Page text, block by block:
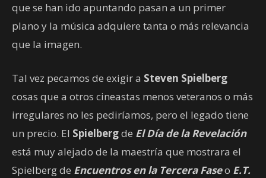
que se han ido apuntando pasan a un primer
plano y la música adquiere tanta o más relevancia
que la imagen.
Tal vez pecamos de exigir a Steven Spielberg
cosas que a otros cineastas menos veteranos o más
irregulares no les pediríamos, pero el legado tiene
un precio. El Spielbergde El Día de la Revelación
está muy alejado de la maestría que mostrara el
Spielberg de Encuentros en la Tercera Faseo E.T.